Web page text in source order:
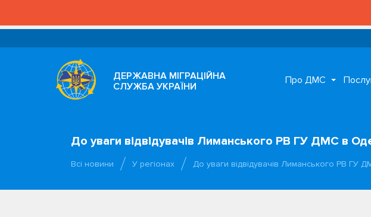
ДЕРЖАВНА МІГРАЦІЙНА
СЛУЖБА УКРАЇНИ
Про ДМС
До уваги відвідувачів Лиманського РВ ГУ ДМС в
Всі новини У регіонах До уваги відвідувачів Лиманського РВ ГУ